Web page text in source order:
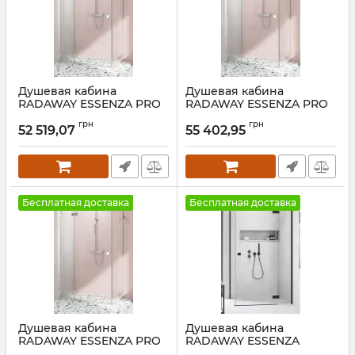
Душевая кабина
RADAWAY ESSENZA PRO
Артикул:10097100-01-
52 519,07 грн
Душевая кабина
RADAWAY ESSENZA PRO
Правая
Артикул:10097090-01-
01R+10098110-01-01
55 402,95 грн
Бесплатная доставка
Душевая кабина
RADAWAY ESSENZA PRO
Бесплатная доставка
Душевая кабина
RADAWAY ESSENZA